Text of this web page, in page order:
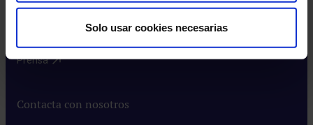
Solo usar cookies necesarias
Aseguradoras y mutuas​
Preguntas frecuentes​
Donación de sangre​
Prensa​
Contacta con nosotros